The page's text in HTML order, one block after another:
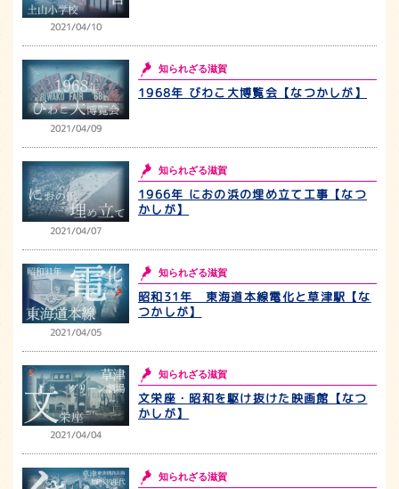
2021/04/10
2021/04/09
知られざる滋賀
1968年 びわこ大博覧会【なつかしが】
2021/04/07
知られざる滋賀
1966年 におの浜の埋め立て工事【なつ
かしが】
2021/04/05
知られざる滋賀
昭和31年 東海道本線電化と草津駅【な
つかしが】
2021/04/04
知られざる滋賀
文栄座・昭和を駆け抜けた映画館【なつ
かしが】
知られざる滋賀